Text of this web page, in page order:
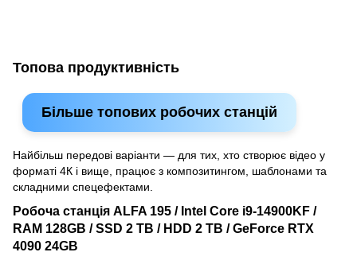
Топова продуктивність
Більше топових робочих станцій
Найбільш передові варіанти — для тих, хто створює відео у
форматі 4К і вище, працює з композитингом, шаблонами та
складними спецефектами.
Робоча станція ALFA 195 / Intel Core i9-14900KF /
RAM 128GB / SSD 2 TB / HDD 2 TB / GeForce RTX
4090 24GB